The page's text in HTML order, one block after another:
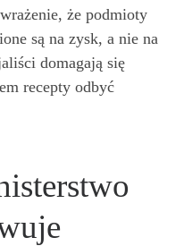
że podmioty
są na zysk, a nie na
domagają się
recepty odbyć